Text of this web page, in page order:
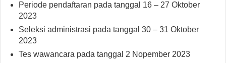
Periode pendaftaran pada tanggal 16 – 27 Oktober
2023
Seleksi administrasi pada tanggal 30 – 31 Oktober
2023
Tes wawancara pada tanggal 2 Nopember 2023